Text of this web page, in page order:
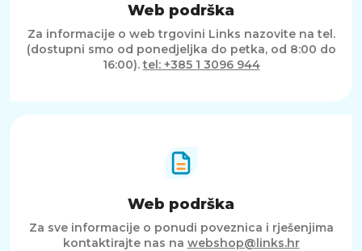
Web podrška
Za informacije o web trgovini Links nazovite na tel.
(dostupni smo od ponedjeljka do petka, od 8:00 do
16:00).tel: +385 1 3096 944
Web podrška
Za sve informacije o ponudi poveznica i rješenjima
kontaktirajte nas na webshop@links.hr